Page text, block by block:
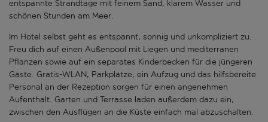
entspannte Strandtage mit feinem Sand, klarem Wasser und
schönen Stunden am Meer.
Im Hotel selbst geht es entspannt, sonnig und unkompliziert zu.
Freu dich auf einen Außenpool mit Liegen und mediterranen
Pflanzen sowie auf ein separates Kinderbecken für die jüngeren
Gäste. Gratis-WLAN, Parkplätze, ein Aufzug und das hilfsbereite
Personal an der Rezeption sorgen für einen angenehmen
Aufenthalt. Garten und Terrasse laden außerdem dazu ein,
zwischen den Ausflügen an die Küste einfach mal abzuschalten.